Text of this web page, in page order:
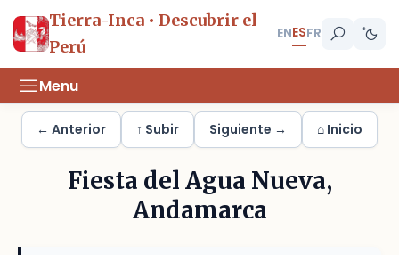
Tierra-Inca • Descubrir el
Perú
ENESFR
Menu
← Anterior ↑ Subir Siguiente → ⌂ Inicio
Fiesta del Agua Nueva,
Andamarca